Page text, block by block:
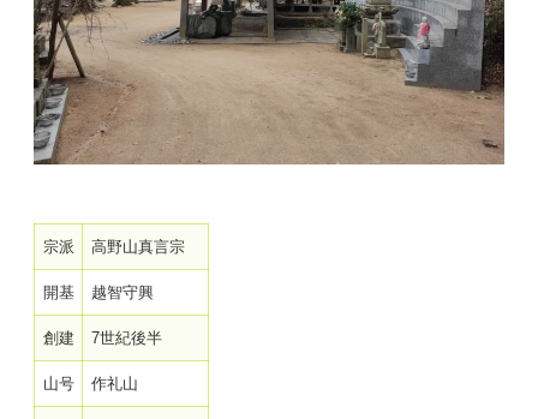
宗派 高野山真言宗
開基 越智守興
創建 7世紀後半
山号 作礼山